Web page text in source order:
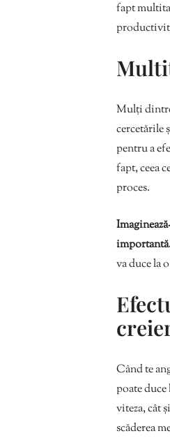
fapt
Mulți
cercetările
pentru a
fapt, ceea
proces.
va duce la
Când te
poate
viteza, cât
scăderea